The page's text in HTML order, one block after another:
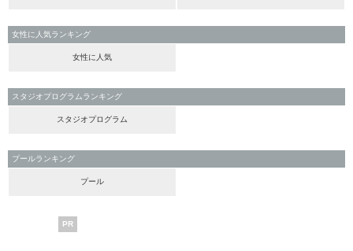
女性に人気ランキング
女性に人気
スタジオプログラムランキング
スタジオプログラム
プールランキング
プール
PR